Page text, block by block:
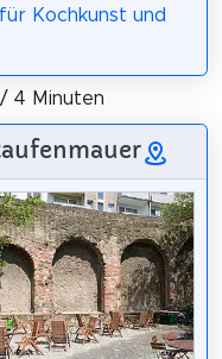
Kochkunst und
4 Minuten